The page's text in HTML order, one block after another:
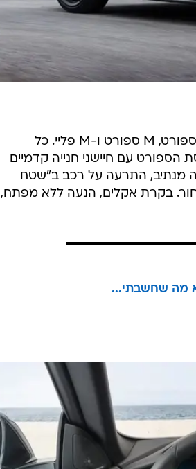
מבחינת רמות גימור, גרסת ה-218 תשווק בשלוש רמות גימור, ספורט, M ספורט ו-M פליי. כל
הספורט עם חיישני חנייה קדמיים
מנתיב, התרעה על רכב ב"שטח
בקרת אקלים, הנעה ללא מפתח,